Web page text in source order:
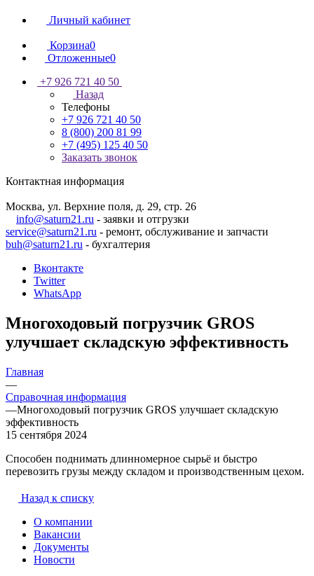
Личный кабинет
Корзина0
Отложенные0
+7 926 721 40 50
Назад
Телефоны
+7 926 721 40 50
8 (800) 200 81 99
+7 (495) 125 40 50
Заказать звонок
Контактная информация
Москва, ул. Верхние поля, д. 29, стр. 26
info@saturn21.ru - заявки и отгрузки
service@saturn21.ru - ремонт, обслуживание и запчасти
buh@saturn21.ru - бухгалтерия
Вконтакте
Twitter
WhatsApp
Многоходовый погрузчик GROS
улучшает складскую эффективность
Главная
—
Справочная информация
—Многоходовый погрузчик GROS улучшает складскую
эффективность
15 сентября 2024
Способен поднимать длинномерное сырьё и быстро
перевозить грузы между складом и производственным цехом.
Назад к списку
О компании
Вакансии
Документы
Новости